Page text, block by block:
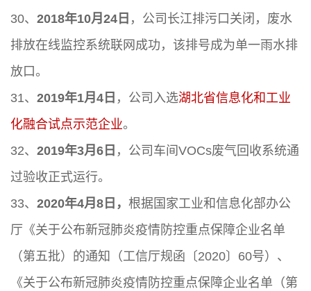
30、 2018年10月24日 ，公司长江排污口关闭，废水
排放在线监控系统联网成功，该排号成为单一雨水排
放口。
31、 2019年1月4日 ，公司入选湖北省信息化和工业
化融合试点示范企业。
32、 2019年3月6日 ，公司车间VOCs废气回收系统通
过验收正式运行。
33、 2020年4月8日， 根据国家工业和信息化部办公
厅《关于公布新冠肺炎疫情防控重点保障企业名单
（第五批）的通知（工信厅规函〔2020〕60号）、
《关于公布新冠肺炎疫情防控重点保障企业名单（第